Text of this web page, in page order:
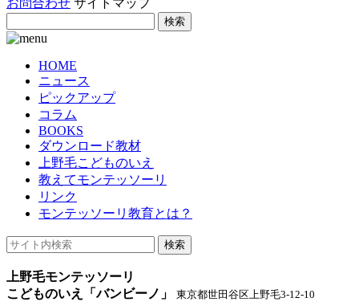
HOME
ニュース
ピックアップ
コラム
BOOKS
ダウンロード教材
上野毛こどものいえ
教えてモンテッソーリ
リンク
モンテッソーリ教育とは？
上野毛モンテッソーリ
こどものいえ「バンビーノ」
東京都世田谷区上野毛3-12-10